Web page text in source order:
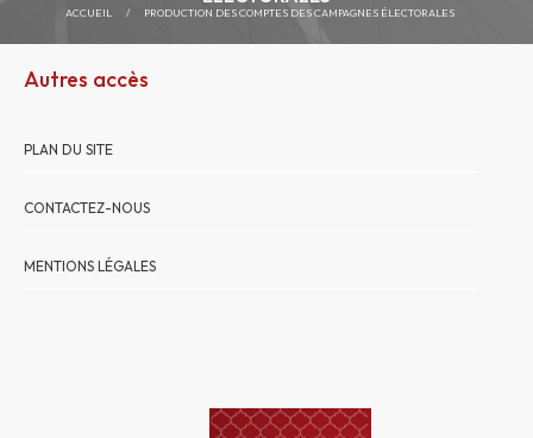
ACCUEIL / PRODUCTION DES COMPTES DES CAMPAGNES ÉLECTORALES
Autres accès
PLAN DU SITE
CONTACTEZ-NOUS
MENTIONS LÉGALES